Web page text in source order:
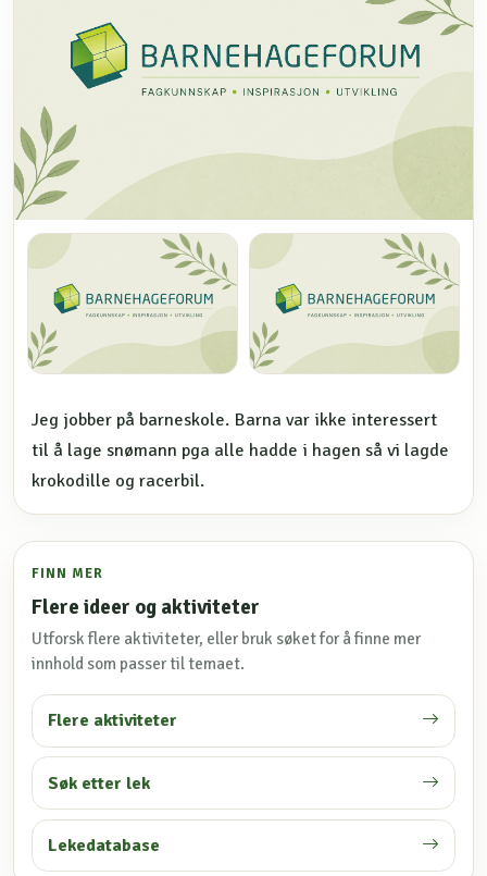
Jeg jobber på barneskole. Barna var ikke interessert
til å lage snømann pga alle hadde i hagen så vi lagde
krokodille og racerbil.
FINN MER
Flere ideer og aktiviteter
Utforsk flere aktiviteter, eller bruk søket for å finne mer
innhold som passer til temaet.
Flere aktiviteter
Søk etter lek
Lekedatabase